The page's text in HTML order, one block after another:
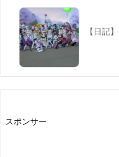
【日記
スポンサー